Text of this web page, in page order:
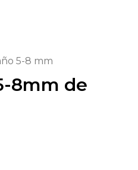
5-8 mm
8mm de